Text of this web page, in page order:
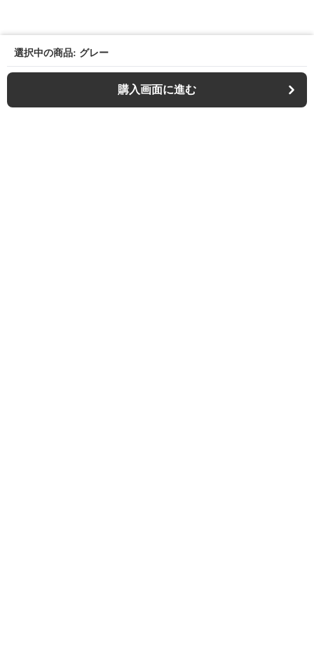
選択中の商品: グレー
購入画面に進む